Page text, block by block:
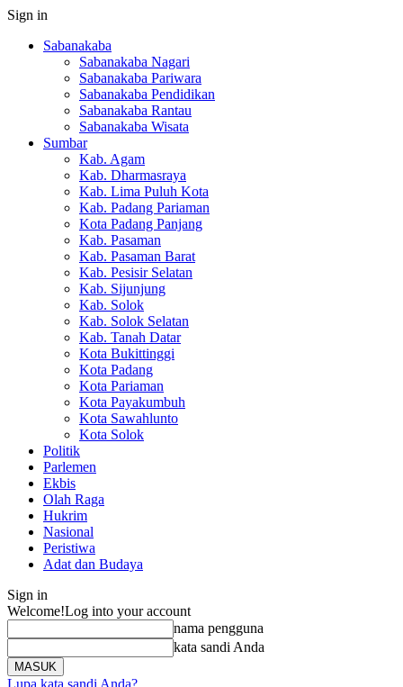
Sign in
Sabanakaba
Sabanakaba Nagari
Sabanakaba Pariwara
Sabanakaba Pendidikan
Sabanakaba Rantau
Sabanakaba Wisata
Sumbar
Kab. Agam
Kab. Dharmasraya
Kab. Lima Puluh Kota
Kab. Padang Pariaman
Kota Padang Panjang
Kab. Pasaman
Kab. Pasaman Barat
Kab. Pesisir Selatan
Kab. Sijunjung
Kab. Solok
Kab. Solok Selatan
Kab. Tanah Datar
Kota Bukittinggi
Kota Padang
Kota Pariaman
Kota Payakumbuh
Kota Sawahlunto
Kota Solok
Politik
Parlemen
Ekbis
Olah Raga
Hukrim
Nasional
Peristiwa
Adat dan Budaya
Sign in
Welcome!Log into your account
nama pengguna
kata sandi Anda
Lupa kata sandi Anda?